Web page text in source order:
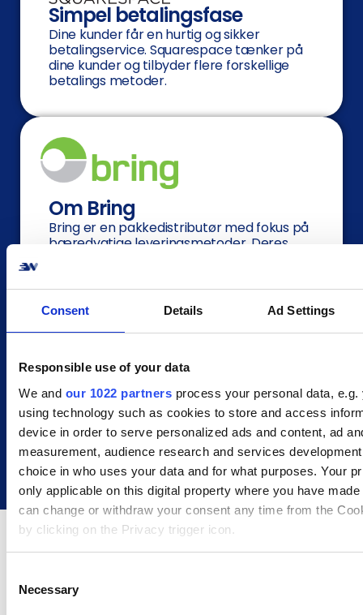
Consent Details Ad Settings
Responsible use of your data
We and our 1022 partners process your personal data, e.g.
using technology such as cookies to store and access
device in order to serve personalized ads and content, ad
measurement, audience research and services
choice in who uses your data and for what purposes. Your
only applicable on this digital property where you have
can change or withdraw your consent any time from the
by clicking on the Privacy trigger icon.
Collect information about your geographical location
Necessary
Simpel betalingsfase
Dine kunder får en hurtig og sikker
betalingservice. Squarespace tænker på
dine kunder og tilbyder flere forskellige
betalings metoder.
Om Bring
Bring er en pakkedistributør med fokus på
bæredygtige leveringsmetoder. Deres
grønnere adfærd. Bring er innovative og
tænker altid i de bedste kundeløsninger.
Derfor har de i sandhed også en bred vifte
af leveringsmuligheder. Har din kunde
hjælp med levering og montering? Intet
både levering og installering/montering af
hårde hvidevarer og møbler.